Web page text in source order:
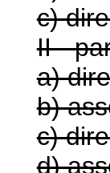
c)
II -
a)
b)
c)
d)